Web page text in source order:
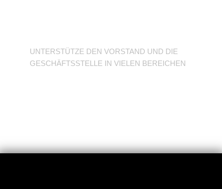
UNTERSTÜTZE DEN VORSTAND UND DIE
GESCHÄFTSSTELLE IN VIELEN BEREICHEN